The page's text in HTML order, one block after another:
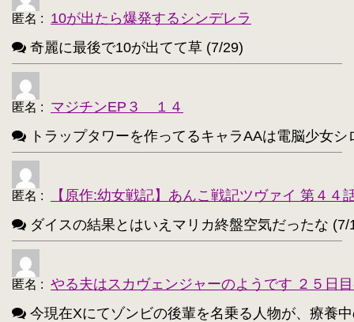
・ アクア(このすば)【208】 キョン【205】
・ レミリア・スカーレット(東方project)【203】
・ アイリスフィール・フォン・アインツベルン【
・ 高町なのは【202】 ・
・ 響(艦これ)【197】 ・ 夜神月【196】
・ アティ(サモンナイト)【194】
・ 西住まほ【189】
・ サーニャ・V・リトヴャク【188】
・
・ 不知火(艦これ)【186】
・ めぐみん(このすば)【172】
匿名 :
10が出たら爆発するシンデレラ
奇麗に最後で10が出てて草 (7/29)
匿名 :
マジチンEP３ １４
トラップタワーを作ってるキャラAAは電脳少女シ
匿名 :
【原作:幼女戦記】あんこ戦記ツヴァイ 第４４
ダイスの結果とはいえマリカ終盤空気だったな (7/
匿名 : やる夫はスカヴェンジャーのようです ２５日
今現在Xにてゾンビの後輩を名乗る人物が、療養